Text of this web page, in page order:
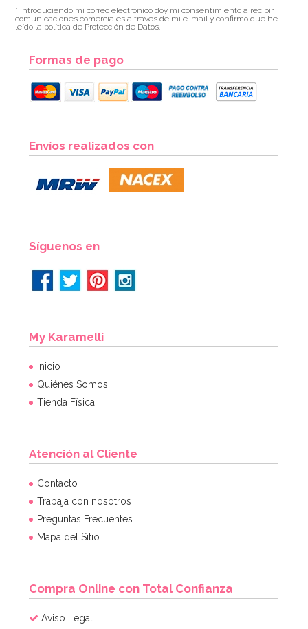
* Introduciendo mi correo electrónico doy mi consentimiento a recibir
comunicaciones comerciales a través de mi e-mail y confirmo que he
leído la política de Protección de Datos.
Formas de pago
Envíos realizados con
Síguenos en
My Karamelli
Inicio
Quiénes Somos
Tienda Física
Atención al Cliente
Contacto
Trabaja con nosotros
Preguntas Frecuentes
Mapa del Sitio
Compra Online con Total Confianza
Aviso Legal